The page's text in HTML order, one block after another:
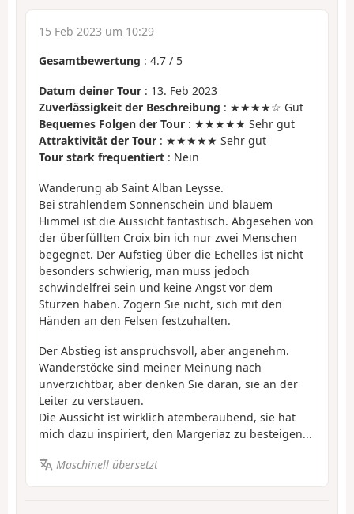
15 Feb 2023 um 10:29
Gesamtbewertung : 4.7 / 5
Datum deiner Tour : 13. Feb 2023
Zuverlässigkeit der Beschreibung : ★★★★☆ Gut
Bequemes Folgen der Tour : ★★★★★ Sehr gut
Attraktivität der Tour : ★★★★★ Sehr gut
Tour stark frequentiert : Nein
Wanderung ab Saint Alban Leysse.
Bei strahlendem Sonnenschein und blauem
Himmel ist die Aussicht fantastisch. Abgesehen von
der überfüllten Croix bin ich nur zwei Menschen
begegnet. Der Aufstieg über die Echelles ist nicht
besonders schwierig, man muss jedoch
schwindelfrei sein und keine Angst vor dem
Stürzen haben. Zögern Sie nicht, sich mit den
Händen an den Felsen festzuhalten.
Der Abstieg ist anspruchsvoll, aber angenehm.
Wanderstöcke sind meiner Meinung nach
unverzichtbar, aber denken Sie daran, sie an der
Leiter zu verstauen.
Die Aussicht ist wirklich atemberaubend, sie hat
mich dazu inspiriert, den Margeriaz zu besteigen...
Maschinell übersetzt